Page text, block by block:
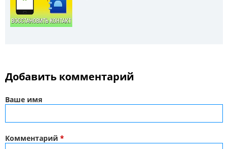
Добавить комментарий
Ваше имя
Комментарий *